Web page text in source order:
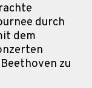
durch
dem
zu